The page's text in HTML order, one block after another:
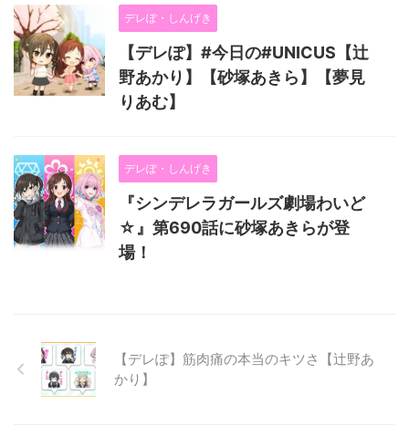
デレぽ・しんげき
【デレぽ】#今日の#UNICUS【辻
野あかり】【砂塚あきら】【夢見
りあむ】
デレぽ・しんげき
『シンデレラガールズ劇場わいど
☆』第690話に砂塚あきらが登
場！
【デレぽ】筋肉痛の本当のキツさ【辻野あ
かり】